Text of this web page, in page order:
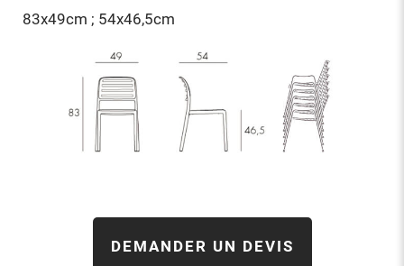
83x49cm ; 54x46,5cm
DEMANDER UN DEVIS